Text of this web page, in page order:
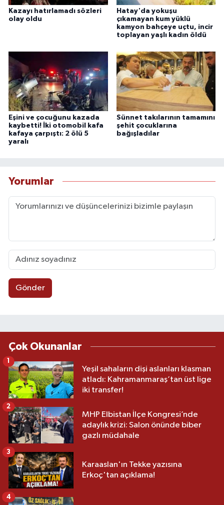
Kazayı hatırlamadı sözleri
olay oldu
Hatay'da yokuşu
çıkamayan kum yüklü
kamyon bahçeye uçtu, incir
toplayan yaşlı kadın öldü
Eşini ve çocuğunu kazada
kaybetti! İki otomobil kafa
kafaya çarpıştı: 2 ölü 5
yaralı
Sünnet takılarının tamamını
şehit çocuklarına
bağışladılar
Yorumlar
Gönder
Çok Okunanlar
Yeşil sahaların dişi aslanları klasman
atladı: Kahramanmaraş’tan üst lige
iki transfer!
MHP Elbistan İlçe Kongresi’nde
adaylık krizi: Salon önünde biber
gazlı müdahale
2
Karaaslan'ın Tekke yazısına
Erkoç'tan açıklama!
3
4